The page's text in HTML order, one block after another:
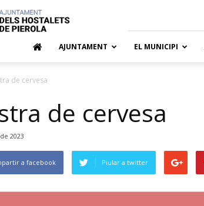
Hostalets
de
AJUNTAMENT EL MUNICIPI
de cervesa
de cervesa
2023
a facebook Piular a twitter